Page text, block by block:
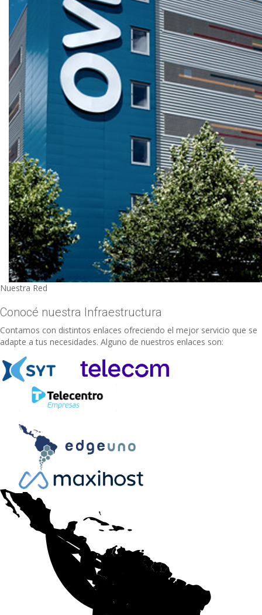
Nuestra Red
Conocé nuestra Infraestructura
Contamos con distintos enlaces ofreciendo el mejor servicio que se
adapte a tus necesidades. Alguno de nuestros enlaces son: